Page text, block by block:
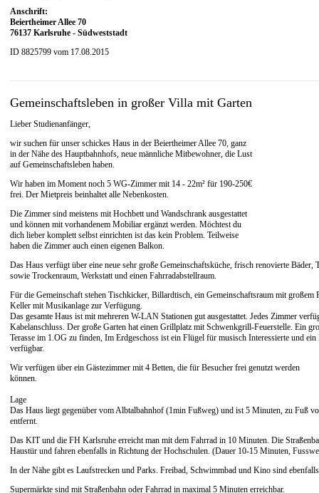
Anschrift:
Beiertheimer Allee 70
76137 Karlsruhe - Südweststadt
ID 8825799 vom 17.08.2015
Gemeinschaftsleben in großer Villa mit Garten
Lieber Studienanfänger,
wir suchen für unser schickes Haus in der Beiertheimer Allee 70, ganz
in der Nähe des Hauptbahnhofs, neue männliche Mitbewohner, die Lust
auf Gemeinschaftsleben haben.
Wir haben im Moment noch 5 WG-Zimmer mit 14 - 22m² für 190-250€
frei. Der Mietpreis beinhaltet alle Nebenkosten.
Die Zimmer sind meistens mit Hochbett und Wandschrank ausgestattet
und können mit vorhandenem Mobiliar ergänzt werden. Möchtest du
dich lieber komplett selbst einrichten ist das kein Problem. Teilweise
haben die Zimmer auch einen eigenen Balkon.
Das Haus verfügt über eine neue sehr große Gemeinschaftsküche, frisch renovierte Bäder,
sowie Trockenraum, Werkstatt und einen Fahrradabstellraum.
Für die Gemeinschaft stehen Tischkicker, Billardtisch, ein Gemeinschaftsraum mit großem
Keller mit Musikanlage zur Verfügung.
Das gesamte Haus ist mit mehreren W-LAN Stationen gut ausgestattet. Jedes Zimmer
Kabelanschluss. Der große Garten hat einen Grillplatz mit Schwenkgrill-Feuerstelle. Ein
Terasse im 1.OG zu finden, Im Erdgeschoss ist ein Flügel für musisch Interessierte und
verfügbar.
Wir verfügen über ein Gästezimmer mit 4 Betten, die für Besucher frei genutzt werden
können.
Lage
Das Haus liegt gegenüber vom Albtalbahnhof (1min Fußweg) und ist 5 Minuten, zu Fuß
entfernt.
Das KIT und die FH Karlsruhe erreicht man mit dem Fahrrad in 10 Minuten. Die
Haustür und fahren ebenfalls in Richtung der Hochschulen. (Dauer 10-15 Minuten,
In der Nähe gibt es Laufstrecken und Parks. Freibad, Schwimmbad und Kino sind
Supermärkte sind mit Straßenbahn oder Fahrrad in maximal 5 Minuten erreichbar.